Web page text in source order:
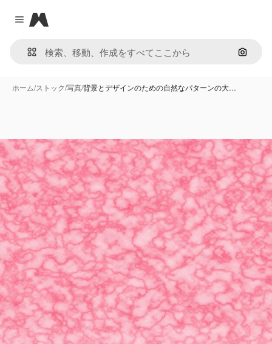
Close menu
Magnific
画像で
ホーム/ストック/写真/背景とデザインのための自然なパターンの大…